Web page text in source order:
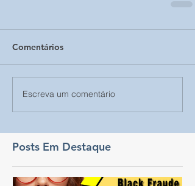
Comentários
Escreva um comentário
Posts Em Destaque